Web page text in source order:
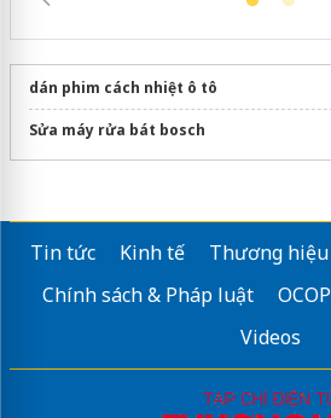
dán phim cách nhiệt ô tô
Sửa máy rửa bát bosch
Tin tức Kinh tế Thương hiệu
Chính sách & Pháp luật
OCOP
Videos